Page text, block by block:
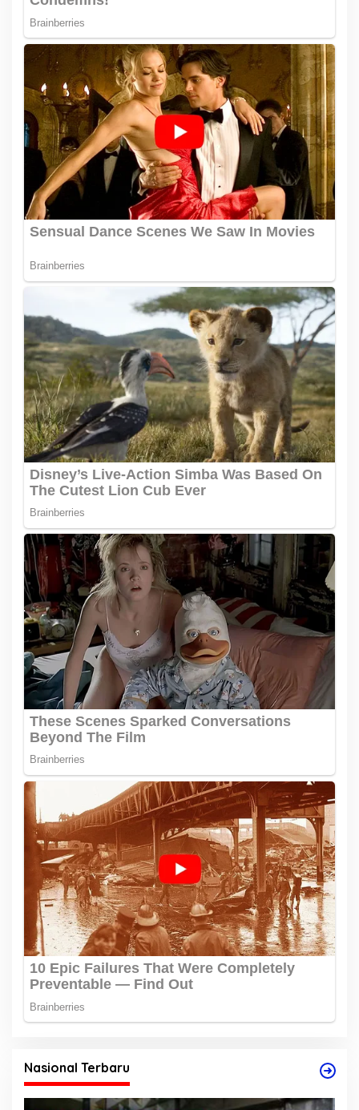
Nasional Terbaru